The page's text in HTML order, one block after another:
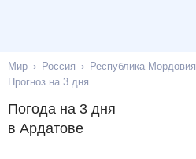
Мир Россия Республика Мордовия
Прогноз на 3 дня
Погода на 3 дня
в Ардатове